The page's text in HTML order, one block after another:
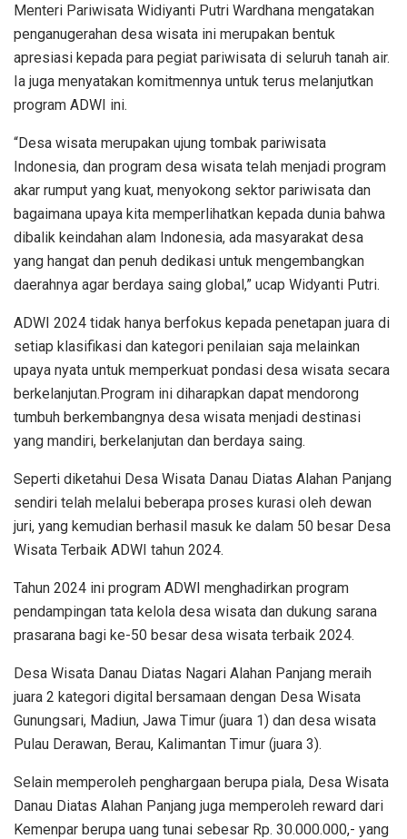
Menteri Pariwisata Widiyanti Putri Wardhana mengatakan
penganugerahan desa wisata ini merupakan bentuk
apresiasi kepada para pegiat pariwisata di seluruh tanah air.
Ia juga menyatakan komitmennya untuk terus melanjutkan
program ADWI ini.
“Desa wisata merupakan ujung tombak pariwisata
Indonesia, dan program desa wisata telah menjadi program
akar rumput yang kuat, menyokong sektor pariwisata dan
bagaimana upaya kita memperlihatkan kepada dunia bahwa
dibalik keindahan alam Indonesia, ada masyarakat desa
yang hangat dan penuh dedikasi untuk mengembangkan
daerahnya agar berdaya saing global,” ucap Widyanti Putri.
ADWI 2024 tidak hanya berfokus kepada penetapan juara di
setiap klasifikasi dan kategori penilaian saja melainkan
upaya nyata untuk memperkuat pondasi desa wisata secara
berkelanjutan.Program ini diharapkan dapat mendorong
tumbuh berkembangnya desa wisata menjadi destinasi
yang mandiri, berkelanjutan dan berdaya saing.
Seperti diketahui Desa Wisata Danau Diatas Alahan Panjang
sendiri telah melalui beberapa proses kurasi oleh dewan
juri, yang kemudian berhasil masuk ke dalam 50 besar Desa
Wisata Terbaik ADWI tahun 2024.
Tahun 2024 ini program ADWI menghadirkan program
pendampingan tata kelola desa wisata dan dukung sarana
prasarana bagi ke-50 besar desa wisata terbaik 2024.
Desa Wisata Danau Diatas Nagari Alahan Panjang meraih
juara 2 kategori digital bersamaan dengan Desa Wisata
Gunungsari, Madiun, Jawa Timur (juara 1) dan desa wisata
Pulau Derawan, Berau, Kalimantan Timur (juara 3).
Selain memperoleh penghargaan berupa piala, Desa Wisata
Danau Diatas Alahan Panjang juga memperoleh reward dari
Kemenpar berupa uang tunai sebesar Rp. 30.000.000,- yang